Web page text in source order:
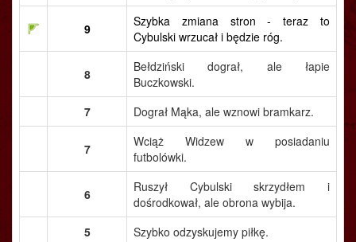
9
Szybka zmiana stron - teraz to
Cybulski wrzucał i będzie róg.
8
Bełdziński dograł, ale łapie
Buczkowski.
7
Dograł Mąka, ale wznowi bramkarz.
7
Wciąż Widzew w posiadaniu
futbolówki.
6
Ruszył Cybulski skrzydłem i
dośrodkował, ale obrona wybija.
5
Szybko odzyskujemy piłkę.